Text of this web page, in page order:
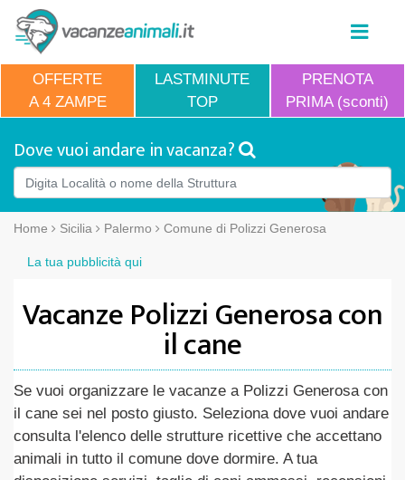
OFFERTE
A 4 ZAMPE
LASTMINUTE
TOP
PRENOTA
PRIMA (sconti)
Dove vuoi andare in vacanza?
Home Sicilia Palermo Comune di Polizzi Generosa
La tua pubblicità qui
Vacanze Polizzi Generosa con
il cane
Se vuoi organizzare le vacanze a Polizzi Generosa con
il cane sei nel posto giusto. Seleziona dove vuoi andare
consulta l'elenco delle strutture ricettive che accettano
animali in tutto il comune dove dormire. A tua